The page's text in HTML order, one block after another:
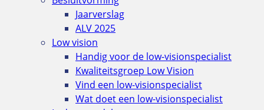
Jaarverslag
ALV 2025
Low vision
Handig voor de low-visionspecialist
Kwaliteitsgroep Low Vision
Vind een low-visionspecialist
Wat doet een low-visionspecialist